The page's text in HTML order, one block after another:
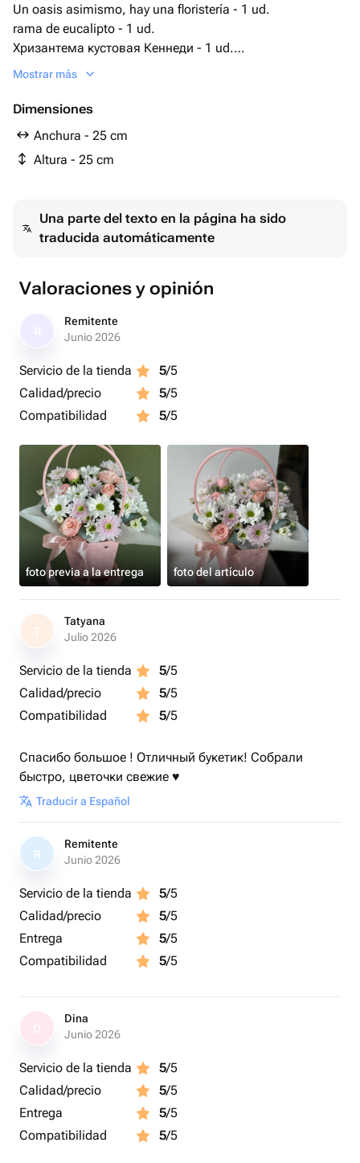
Un oasis asimismo, hay una floristería - 1 ud.
rama de eucalipto - 1 ud.
Хризантема кустовая Кеннеди - 1 ud.
сумочка с ручками из плотного картона
Хризантема кустовая Коммандер Пинк - 1 ud.
Mostrar más
Dimensiones
Anchura - 25 cm
Altura - 25 cm
Una parte del texto en la página ha sido
traducida automáticamente
Valoraciones y opinión
Remitente
Junio 2026
Servicio de la tienda 5/5
Calidad/precio
5/5
Compatibilidad
5/5
foto previa a la entrega foto del artículo
T
Tatyana
Julio 2026
Servicio de la tienda 5/5
Calidad/precio
5/5
Compatibilidad
5/5
Спасибо большое ! Отличный букетик! Собрали
быстро, цветочки свежие ♥️
Traducir a Español
R
Remitente
Junio 2026
Servicio de la tienda 5/5
Calidad/precio
5/5
Entrega
5/5
Compatibilidad
5/5
Dina
Junio 2026
Servicio de la tienda 5/5
Calidad/precio
5/5
Entrega
5/5
Compatibilidad
5/5